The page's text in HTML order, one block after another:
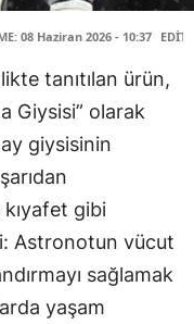
08 Haziran 2026 - 10:37
tanıtılan ürün,
Giysisi” olarak
giysisinin
kıyafet gibi
Astronotun vücut
sağlamak
yaşam